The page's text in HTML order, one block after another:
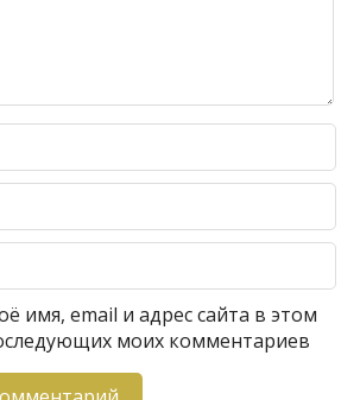
имя, email и адрес сайта в этом
моих комментариев